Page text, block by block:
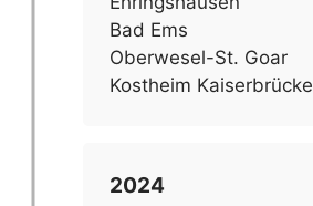
Bad Ems
Oberwesel-St. Goar
Kostheim Kaiserbrücke
2024